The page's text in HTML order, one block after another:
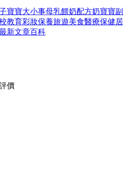
寶寶大小事母乳餵奶配方奶寶寶副
教育彩妝保養旅遊美食醫療保健居
新文章百科
價